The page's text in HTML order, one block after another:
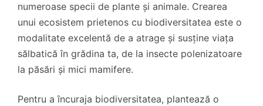
numeroase specii de plante și animale. Crearea
unui ecosistem prietenos cu biodiversitatea este o
modalitate excelentă de a atrage și susține viața
sălbatică în grădina ta, de la insecte polenizatoare
la păsări și mici mamifere.
Pentru a încuraja biodiversitatea, plantează o